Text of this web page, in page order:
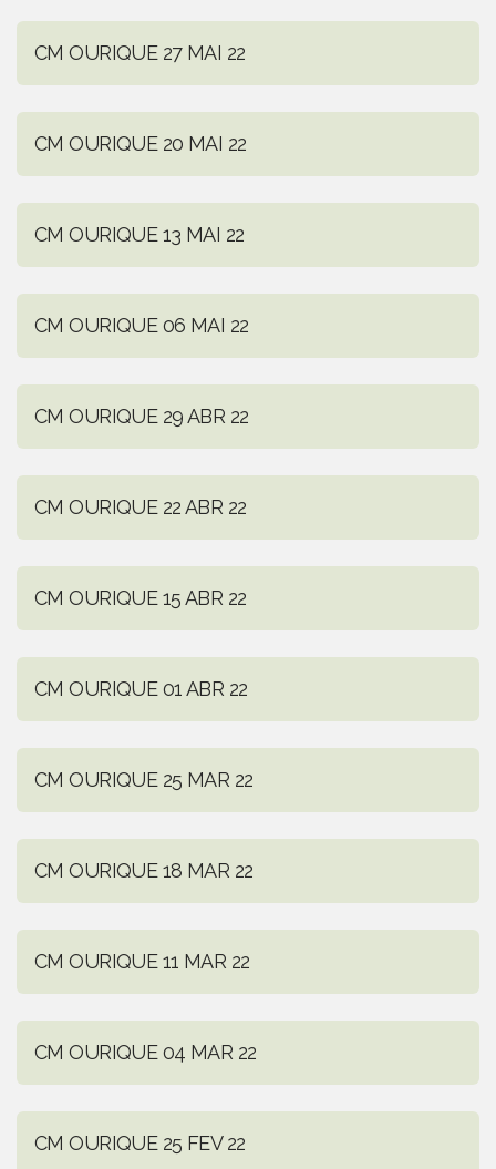
CM OURIQUE 27 MAI 22
CM OURIQUE 20 MAI 22
CM OURIQUE 13 MAI 22
CM OURIQUE 06 MAI 22
CM OURIQUE 29 ABR 22
CM OURIQUE 22 ABR 22
CM OURIQUE 15 ABR 22
CM OURIQUE 01 ABR 22
CM OURIQUE 25 MAR 22
CM OURIQUE 18 MAR 22
CM OURIQUE 11 MAR 22
CM OURIQUE 04 MAR 22
CM OURIQUE 25 FEV 22